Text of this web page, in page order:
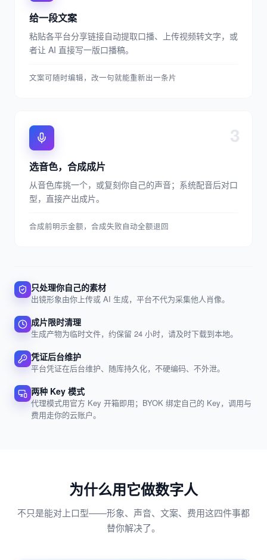
给一段文案
粘贴各平台分享链接自动提取口播、上传视频转文字，或
者让 AI 直接写一版口播稿。
文案可随时编辑，改一句就能重新出一条片
3
选音色，合成成片
从音色库挑一个，或复刻你自己的声音；系统配音后对口
型，直接产出成片。
合成前明示金额，合成失败自动全额退回
只处理你自己的素材
出镜形象由你上传或 AI 生成，平台不代为采集他人肖像。
成片限时清理
生成产物为临时文件，约保留 24 小时，请及时下载到本地。
凭证后台维护
平台凭证在后台维护、随库持久化，不硬编码、不外泄。
两种 Key 模式
代理模式用官方 Key 开箱即用；BYOK 绑定自己的 Key，调用与
费用走你的云账户。
为什么用它做数字人
不只是能对上口型——形象、声音、文案、费用这四件事都
替你解决了。